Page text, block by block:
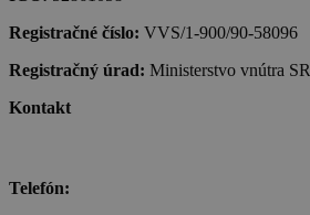
Registračné číslo: VVS/1-900/90-58096
Registračný úrad: Ministerstvo vnútra SR
Kontakt
Telefón: